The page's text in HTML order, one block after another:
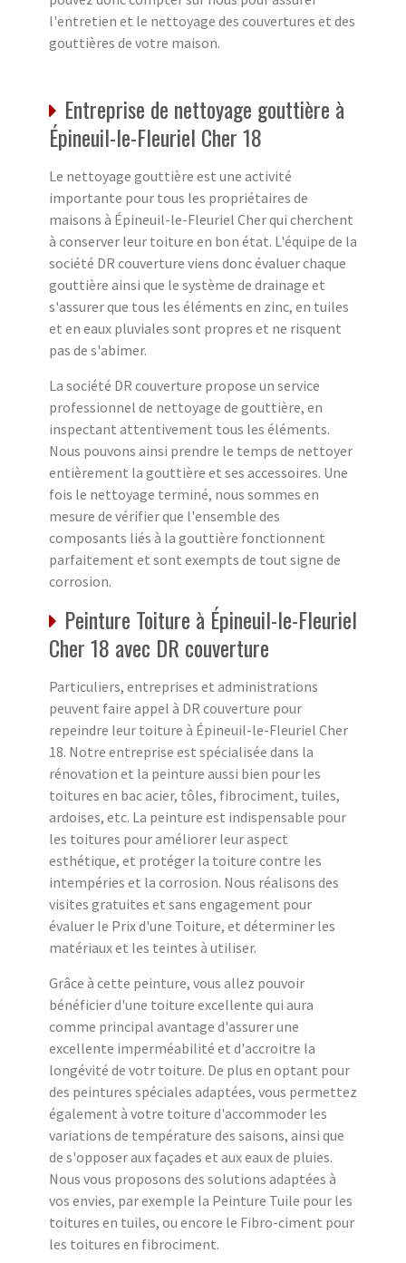
l'entretien et le nettoyage des couvertures et des
gouttières de votre maison.
Entreprise de nettoyage gouttière à
Épineuil-le-Fleuriel Cher 18
Le nettoyage gouttière est une activité
importante pour tous les propriétaires de
maisons à Épineuil-le-Fleuriel Cher qui cherchent
à conserver leur toiture en bon état. L'équipe de la
société DR couverture viens donc évaluer chaque
gouttière ainsi que le système de drainage et
s'assurer que tous les éléments en zinc, en tuiles
et en eaux pluviales sont propres et ne risquent
pas de s'abimer.
La société DR couverture propose un service
professionnel de nettoyage de gouttière, en
inspectant attentivement tous les éléments.
Nous pouvons ainsi prendre le temps de nettoyer
entièrement la gouttière et ses accessoires. Une
fois le nettoyage terminé, nous sommes en
mesure de vérifier que l'ensemble des
composants liés à la gouttière fonctionnent
parfaitement et sont exempts de tout signe de
corrosion.
Peinture Toiture à Épineuil-le-Fleuriel
Cher 18 avec DR couverture
Particuliers, entreprises et administrations
peuvent faire appel à DR couverture pour
repeindre leur toiture à Épineuil-le-Fleuriel Cher
18. Notre entreprise est spécialisée dans la
rénovation et la peinture aussi bien pour les
toitures en bac acier, tôles, fibrociment, tuiles,
ardoises, etc. La peinture est indispensable pour
les toitures pour améliorer leur aspect
esthétique, et protéger la toiture contre les
intempéries et la corrosion. Nous réalisons des
visites gratuites et sans engagement pour
évaluer le Prix d'une Toiture, et déterminer les
matériaux et les teintes à utiliser.
Grâce à cette peinture, vous allez pouvoir
bénéficier d'une toiture excellente qui aura
comme principal avantage d'assurer une
excellente imperméabilité et d'accroitre la
longévité de votr toiture. De plus en optant pour
des peintures spéciales adaptées, vous permettez
également à votre toiture d'accommoder les
variations de température des saisons, ainsi que
de s'opposer aux façades et aux eaux de pluies.
Nous vous proposons des solutions adaptées à
vos envies, par exemple la Peinture Tuile pour les
toitures en tuiles, ou encore le Fibro-ciment pour
les toitures en fibrociment.